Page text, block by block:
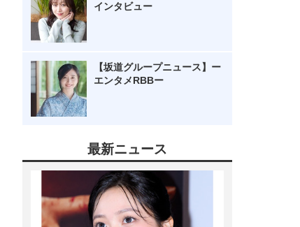
インタビュー
【坂道グループニュース】ー
エンタメRBBー
最新ニュース